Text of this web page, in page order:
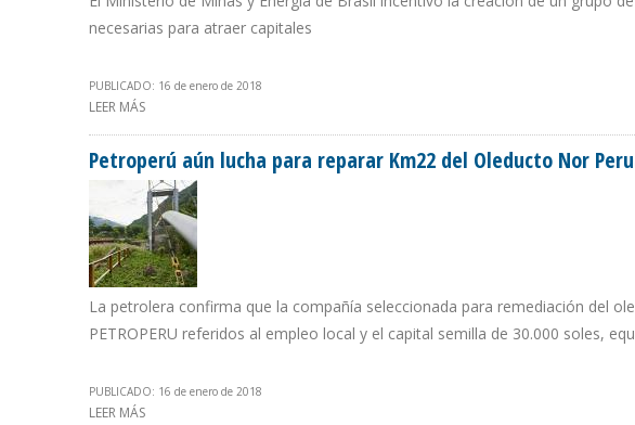
necesarias para atraer capitales
PUBLICADO: 16 de enero de 2018
LEER MÁS
Petroperú aún lucha para reparar Km22 del Oleducto Nor
La petrolera confirma que la compañía seleccionada para remediación del
PETROPERU referidos al empleo local y el capital semilla de 30.000 soles,
PUBLICADO: 16 de enero de 2018
LEER MÁS